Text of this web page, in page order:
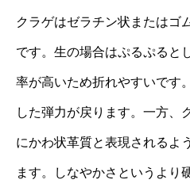
クラゲはゼラチン状またはゴ
です。生の場合はぷるぷると
率が高いため折れやすいです
した弾力が戻ります。一方、
にかわ状革質と表現されるよ
ます。しなやかさというより